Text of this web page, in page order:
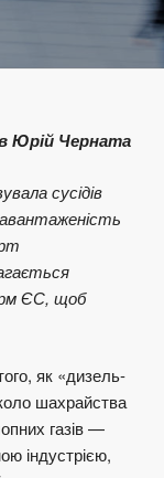
Юрій Черната
сусідів
ЄС, щоб
як «дизель-
шахрайства
газів —
індустрією,